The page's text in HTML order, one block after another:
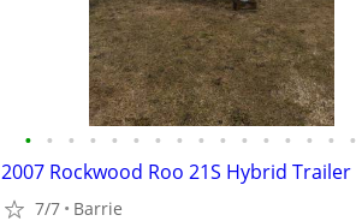
• • • • • • • • • • • • • • • •
2007 Rockwood Roo 21S Hybrid Trailer
7/7 Barrie